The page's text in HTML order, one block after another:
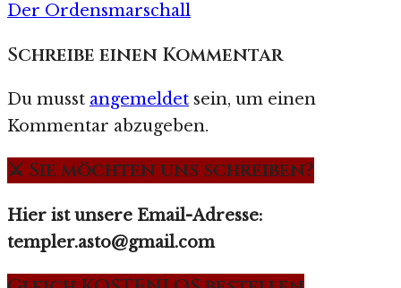
Der Ordensmarschall
Schreibe einen Kommentar
Du musst angemeldet sein, um einen
Kommentar abzugeben.
⚔️ Sie möchten uns schreiben?
Hier ist unsere Email-Adresse:
templer.asto@gmail.com